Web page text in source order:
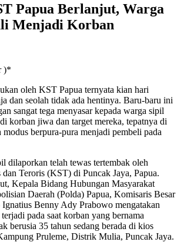
Papua Berlanjut, Warga
Menjadi Korban
)*
oleh KST Papua ternyata kian hari
dan seolah tidak ada hentinya. Baru-baru ini
sangat tega menyasar kepada warga sipil
korban jiwa dan target mereka, tepatnya di
modus berpura-pura menjadi pembeli pada
dilaporkan telah tewas tertembak oleh
Teroris (KST) di Puncak Jaya, Papua.
Kepala Bidang Hubungan Masyarakat
Daerah (Polda) Papua, Komisaris Besar
Benny Ady Prabowo mengatakan
pada saat korban yang bernama
berusia 35 tahun sedang berada di kios
Pruleme, Distrik Mulia, Puncak Jaya.